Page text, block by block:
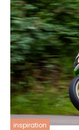
inspiration